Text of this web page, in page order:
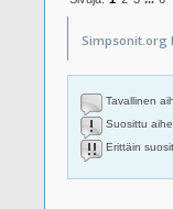
Simpsonit.org
Tavallinen
Suosittu
Erittäin